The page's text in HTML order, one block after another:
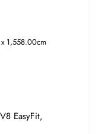
1,558.00cm
EasyFit,